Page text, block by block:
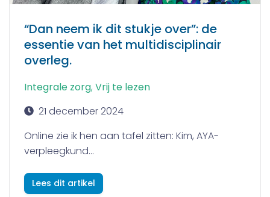
“Dan neem ik dit stukje over”: de
essentie van het multidisciplinair
overleg.
Integrale zorg, Vrij te lezen
21 december 2024
Online zie ik hen aan tafel zitten: Kim, AYA-
verpleegkund...
Lees dit artikel